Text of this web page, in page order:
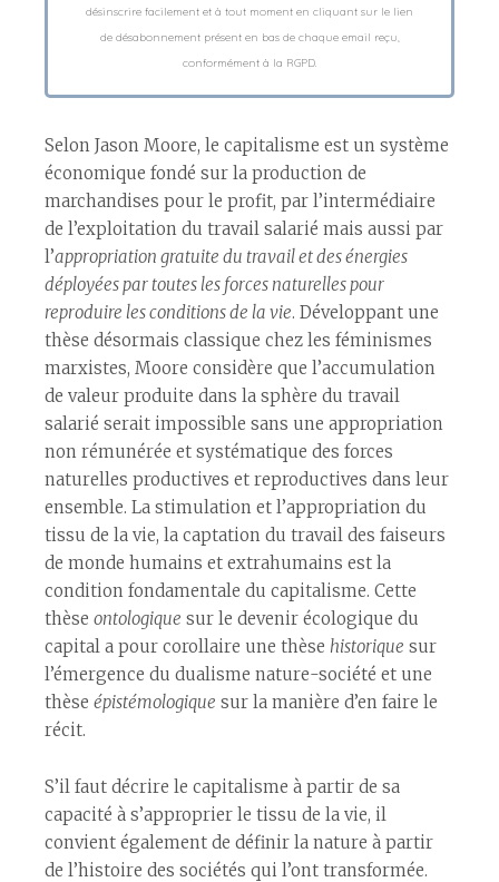
désinscrire facilement et à tout moment en cliquant sur le lien
de désabonnement présent en bas de chaque email reçu,
conformément à la RGPD.
Selon Jason Moore, le capitalisme est un système
économique fondé sur la production de
marchandises pour le profit, par l’intermédiaire
de l’exploitation du travail salarié mais aussi par
l’appropriation gratuite du travail et des énergies
déployées par toutes les forces naturelles pour
reproduire les conditions de la vie. Développant une
thèse désormais classique chez les féminismes
marxistes, Moore considère que l’accumulation
de valeur produite dans la sphère du travail
salarié serait impossible sans une appropriation
non rémunérée et systématique des forces
naturelles productives et reproductives dans leur
ensemble. La stimulation et l’appropriation du
tissu de la vie, la captation du travail des faiseurs
de monde humains et extrahumains est la
condition fondamentale du capitalisme. Cette
thèseontologique sur le devenir écologique du
capital a pour corollaire une thèse historique sur
l’émergence du dualisme nature-société et une
thèseépistémologique sur la manière d’en faire le
récit.
S’il faut décrire le capitalisme à partir de sa
capacité à s’approprier le tissu de la vie, il
convient également de définir la nature à partir
de l’histoire des sociétés qui l’ont transformée.